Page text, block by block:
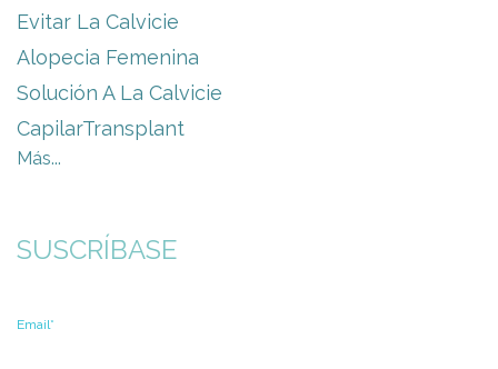
Evitar La Calvicie
Alopecia Femenina
Solución A La Calvicie
CapilarTransplant
Más...
SUSCRÍBASE
Email*